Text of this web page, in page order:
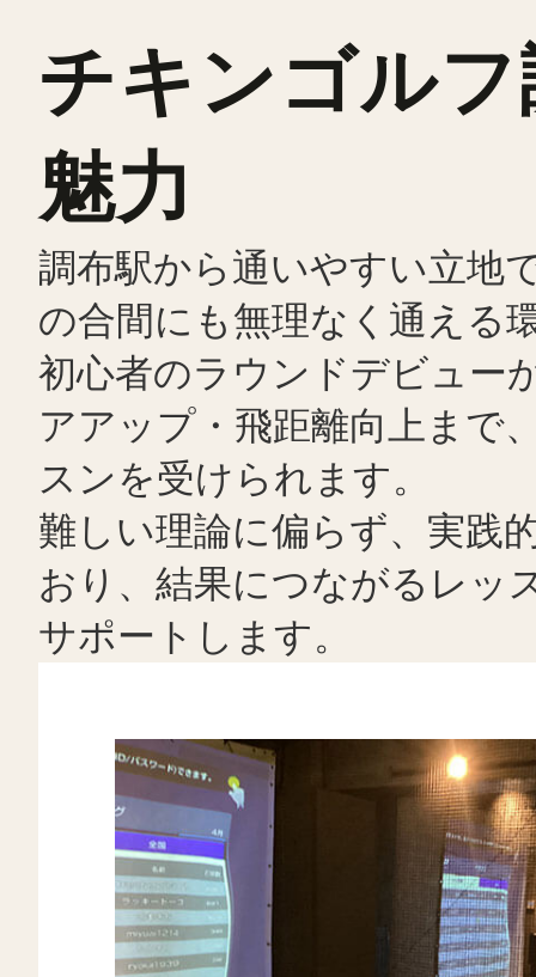
チキンゴル
魅力
調布駅から通いやすい立地
の合間にも無理なく通える
初心者のラウンドデビュー
アアップ・飛距離向上まで
スンを受けられます。
難しい理論に偏らず、実践
おり、結果につながるレッ
サポートします。